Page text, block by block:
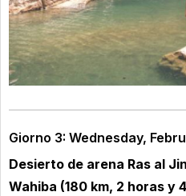
Giorno 3: Wednesday,
Desierto de arena Ras al
Wahiba (180 km, 2 horas y